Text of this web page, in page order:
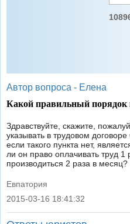
Автор вопроса - Елена
Какой правильный порядок
Здравствуйте, скажите,
указывать в трудовом
если такого пункта нет,
ли он право оплачивать труд
производиться 2 раза в месяц?
Евпатория
|
2015-03-16 18:41:32